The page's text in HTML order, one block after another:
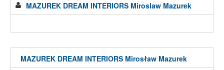
MAZUREK DREAM INTERIORS Miroslaw Mazurek
MAZUREK DREAM INTERIORS Mirosław Mazurek